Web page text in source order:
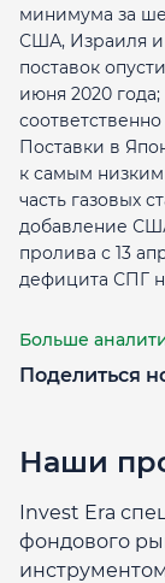
минимума за
США, Израиля и
поставок
июня 2020
Поставки в
к самым
часть газовых
добавление
пролива с 13
дефицита СПГ
Больше
Поделиться
Наши
Invest Era
фондового